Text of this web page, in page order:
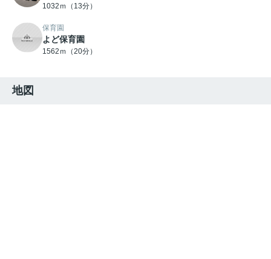
1032ｍ（13分）
保育園
よど保育園
1562ｍ（20分）
地図